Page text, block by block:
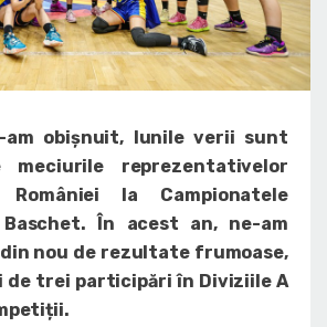
am obișnuit, lunile verii sunt
meciurile reprezentativelor
la Campionatele
Baschet. În acest an, ne-am
nou de rezultate frumoase,
de trei participări în Diviziile A